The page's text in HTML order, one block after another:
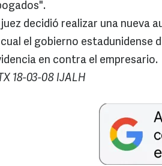
juez decidió realizar una nueva
el gobierno estadunidense
en contra el empresario.
18-03-08 IJALH